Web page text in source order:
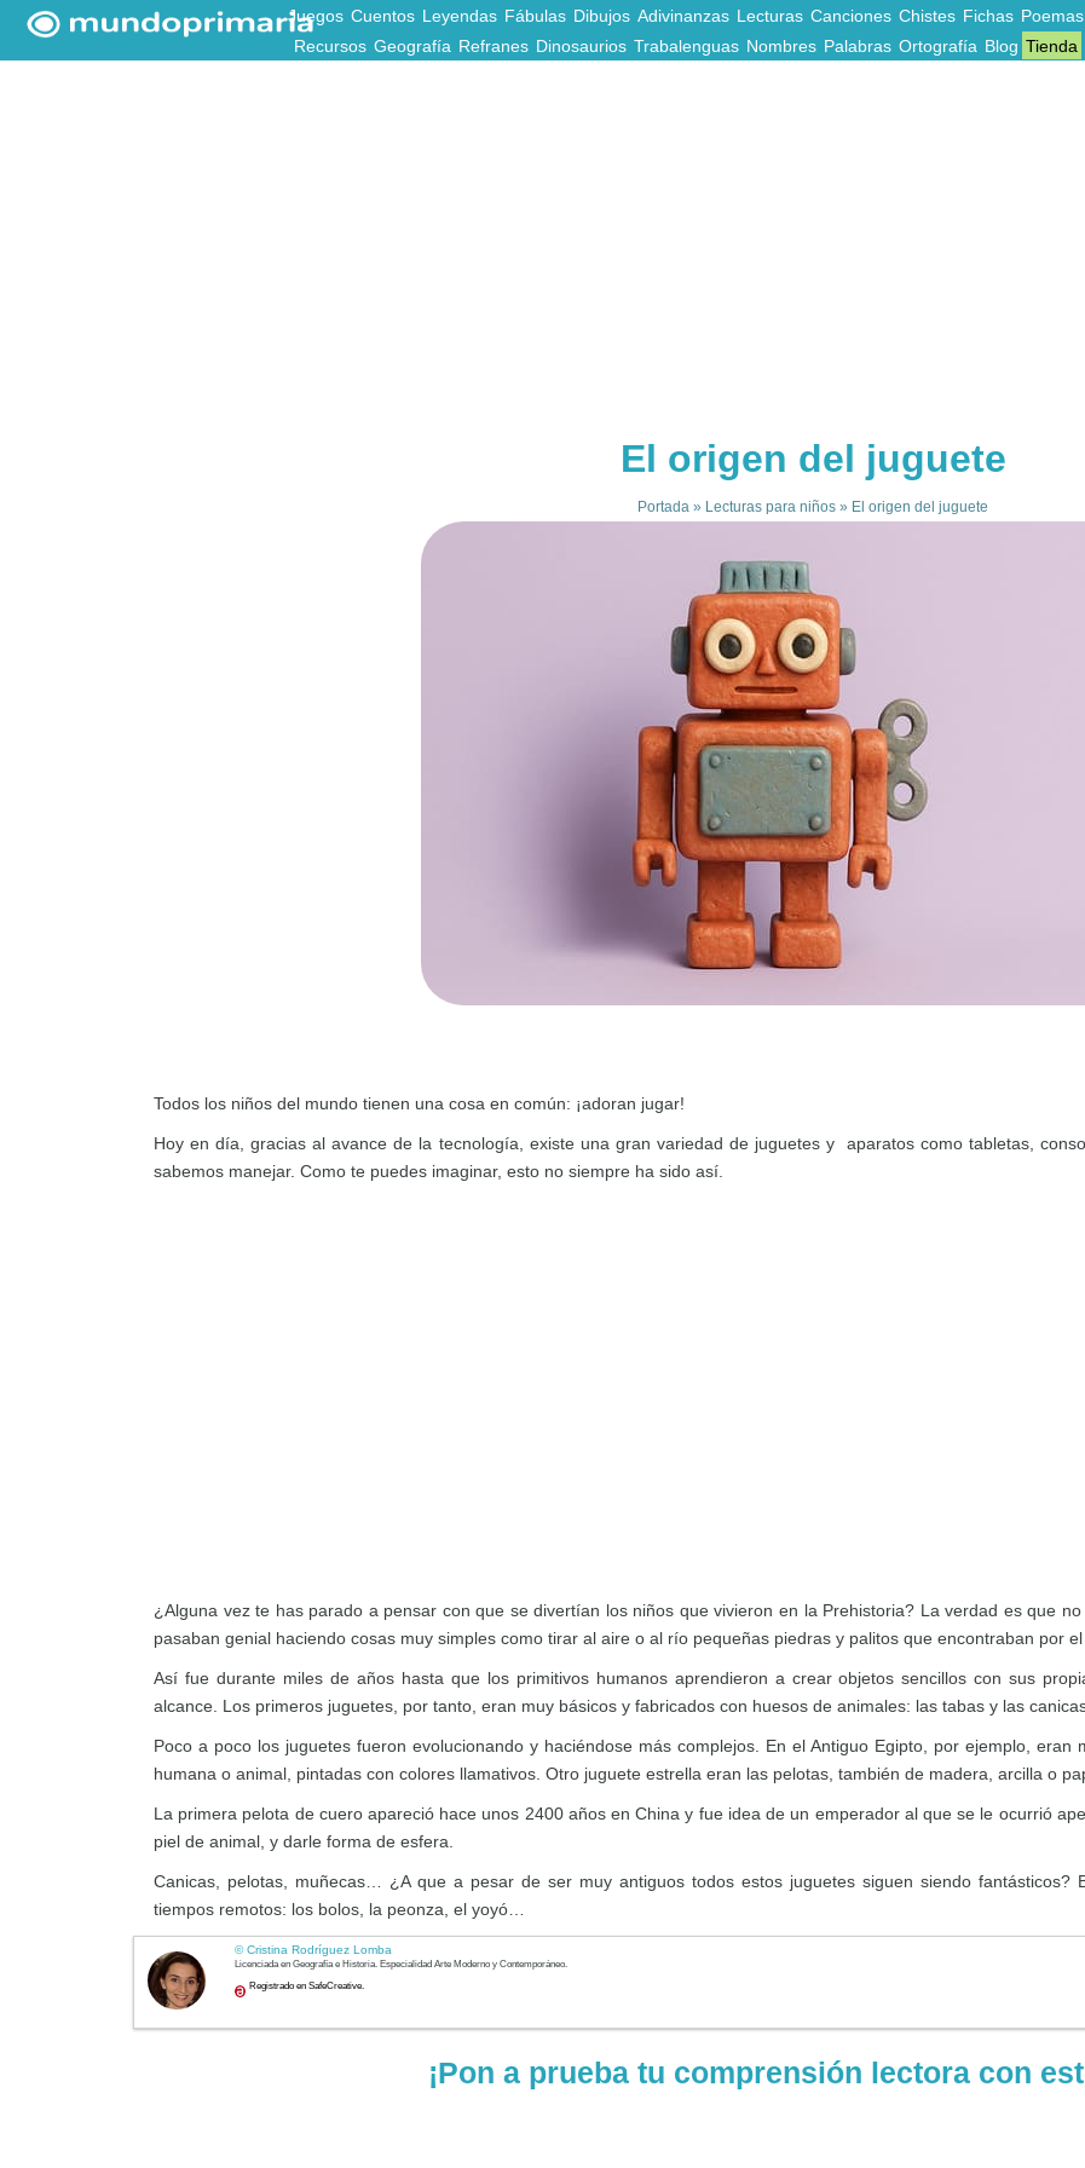
Juegos Cuentos Leyendas Fábulas Dibujos Adivinanzas Lecturas Canciones Chistes Fichas Poemas
Recursos Geografía Refranes Dinosaurios Trabalenguas Nombres Palabras Ortografía Blog Tienda
El origen del juguete
Portada » Lecturas para niños » El origen del juguete
Todos los niños del mundo tienen una cosa en común: ¡adoran jugar!
Hoy en día, gracias al avance de la tecnología, existe una gran variedad de juguetes y aparatos como tabletas,
sabemos manejar. Como te puedes imaginar, esto no siempre ha sido así.
¿Alguna vez te has parado a pensar con que se divertían los niños que vivieron en la Prehistoria? La verdad es que
pasaban genial haciendo cosas muy simples como tirar al aire o al río pequeñas piedras y palitos que encontraban por el
Así fue durante miles de años hasta que los primitivos humanos aprendieron a crear objetos sencillos con sus
alcance. Los primeros juguetes, por tanto, eran muy básicos y fabricados con huesos de animales: las tabas y las
Poco a poco los juguetes fueron evolucionando y haciéndose más complejos. En el Antiguo Egipto, por ejemplo,
humana o animal, pintadas con colores llamativos. Otro juguete estrella eran las pelotas, también de madera, arcilla o
La primera pelota de cuero apareció hace unos 2400 años en China y fue idea de un emperador al que se le ocurrió
piel de animal, y darle forma de esfera.
Canicas, pelotas, muñecas… ¿A que a pesar de ser muy antiguos todos estos juguetes siguen siendo fantásticos?
tiempos remotos: los bolos, la peonza, el yoyó…
¡Pon a prueba tu comprensión lectora con